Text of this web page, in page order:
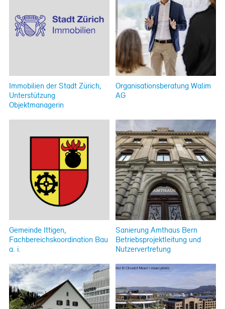
Immobilien der Stadt Zürich,
Unterstützung
Objektmanagerin
Organisationsberatung Walim
AG
Gemeinde Ittigen,
Fachbereichskoordination Bau
a. i.
Sanierung Amthaus Bern
Betriebsprojektleitung und
Nutzervertretung